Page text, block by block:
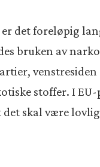
det foreløpig
bruken av
stoffer. I
skal være